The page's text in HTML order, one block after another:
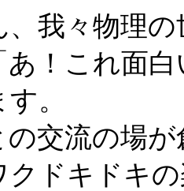
、我々物理
あ！これ面
。
の交流の場
クドキドキ